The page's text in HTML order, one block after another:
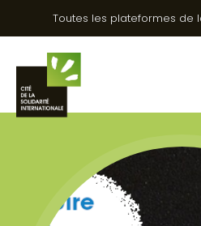
Toutes les plateformes de